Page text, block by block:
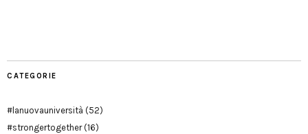
CATEGORIE
#lanuovauniversità (52)
#strongertogether(16)